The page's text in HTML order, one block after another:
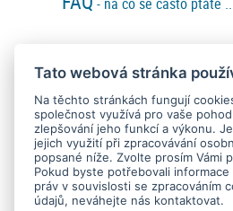
Platební
Copyright © 2015 - 2026SEO kvalitně
Tato webová stránka
Na těchto stránkách fungují
společnost využívá pro vaše
zlepšování jeho funkcí a výkonu.
jejich využití při zpracovávání
popsané níže. Zvolte prosím Vámi
Pokud byste potřebovali
práv v souvislosti se zpracováním
údajů, neváhejte nás kontaktovat.